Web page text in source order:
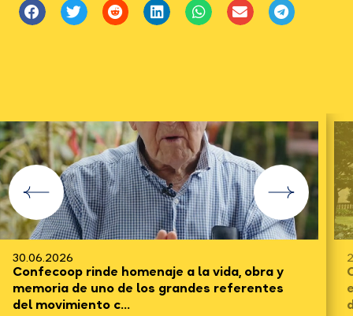
30.06.2026
Confecoop rinde homenaje a la vida, obra y
memoria de uno de los grandes referentes
del movimiento c...